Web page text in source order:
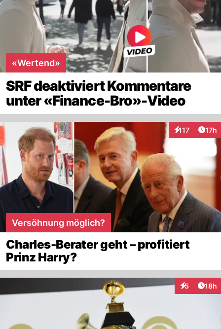
«Wertend»
SRF deaktiviert Kommentare
unter «Finance-Bro»-Video
117
Interaktionen
17h
Versöhnung möglich?
Charles-Berater geht – profitiert
Prinz Harry?
5
Interaktionen
18h